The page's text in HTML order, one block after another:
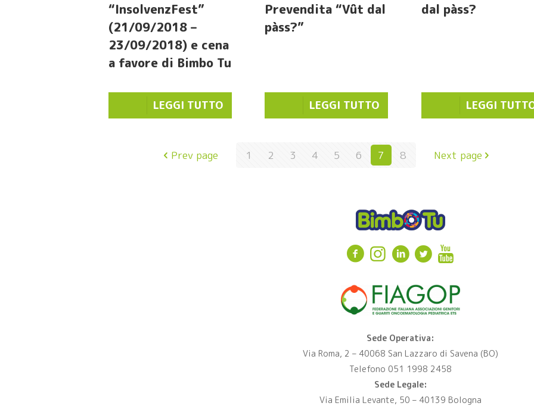
“InsolvenzFest”
(21/09/2018 –
23/09/2018) e cena
a favore di Bimbo Tu
LEGGI TUTTO
Prevendita “Vût dal
pàss?”
LEGGI TUTTO
dal pàss?
LEGGI
Prev page 1 2 3 4 5 6 7 8 Next page
Sede Operativa:
Via Roma, 2 – 40068 San Lazzaro di Savena (BO)
Telefono 051 1998 2458
Sede Legale:
Via Emilia Levante, 50 – 40139 Bologna